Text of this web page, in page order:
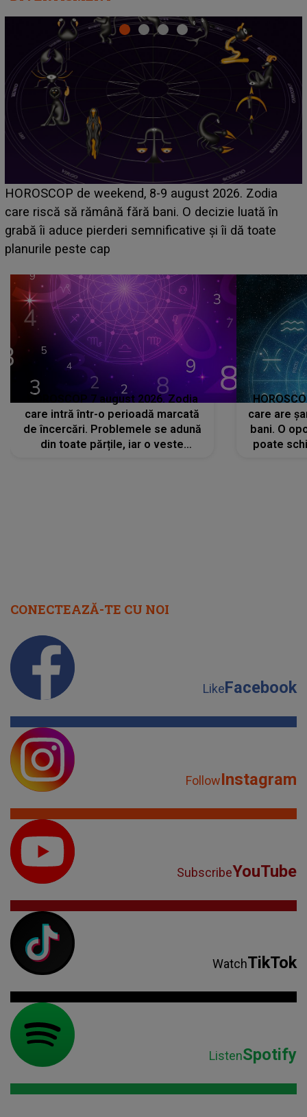
Emanuel a ținut ACEST DETALIU ASCUNS până
acum! În fața Alexandrei, concurentul din Casa Iubirii
face o MĂRTURISIRE NEAȘTEPTATĂ despre mama
sa: "I-am spus și ei în față, eu nu te iubesc pentru
HOROSCOP 7 august 2026. Zodia
care intră într-o perioadă marcată
de încercări. Problemele se adună
din toate părțile, iar o veste
care are
bani. O
poate
CONECTEAZĂ-TE CU NOI
LikeFacebook
FollowInstagram
SubscribeYouTube
WatchTikTok
ListenSpotify